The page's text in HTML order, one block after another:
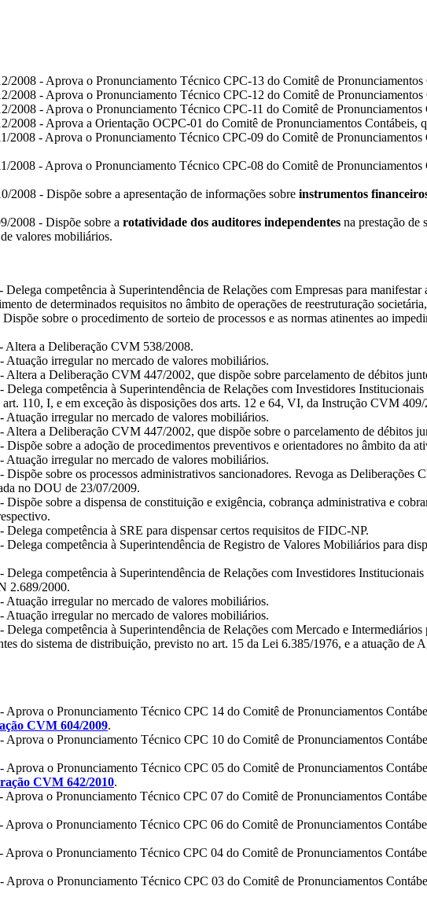
2008 - Aprova o Pronunciamento Técnico CPC-13 do Comitê de Pronunciamentos
2008 - Aprova o Pronunciamento Técnico CPC-12 do Comitê de Pronunciamentos
2008 - Aprova o Pronunciamento Técnico CPC-11 do Comitê de Pronunciamentos
2008 - Aprova a Orientação OCPC-01 do Comitê de Pronunciamentos Contábeis,
2008 - Aprova o Pronunciamento Técnico CPC-09 do Comitê de Pronunciamentos
2008 - Aprova o Pronunciamento Técnico CPC-08 do Comitê de Pronunciamentos
2008 - Dispõe sobre a apresentação de informações sobre instrumentos
2008 - Dispõe sobre a rotatividade dos auditores independentes na prestação de
valores mobiliários.
competência à Superintendência de Relações com Empresas para
de determinados requisitos no âmbito de operações de reestruturação
sobre o procedimento de sorteio de processos e as normas atinentes ao
Altera a Deliberação CVM 538/2008.
irregular no mercado de valores mobiliários.
a Deliberação CVM 447/2002, que dispõe sobre parcelamento de débitos
competência à Superintendência de Relações com Investidores
110, I, e em exceção às disposições dos arts. 12 e 64, VI, da Instrução CVM 409/
irregular no mercado de valores mobiliários.
a Deliberação CVM 447/2002, que dispõe sobre o parcelamento de débitos
sobre a adoção de procedimentos preventivos e orientadores no âmbito da
irregular no mercado de valores mobiliários.
sobre os processos administrativos sancionadores. Revoga as
no DOU de 23/07/2009.
sobre a dispensa de constituição e exigência, cobrança administrativa e
competência à SRE para dispensar certos requisitos de FIDC-NP.
competência à Superintendência de Registro de Valores Mobiliários para
competência à Superintendência de Relações com Investidores
2.689/2000.
irregular no mercado de valores mobiliários.
irregular no mercado de valores mobiliários.
competência à Superintendência de Relações com Mercado e
do sistema de distribuição, previsto no art. 15 da Lei 6.385/1976, e a atuação de
o Pronunciamento Técnico CPC 14 do Comitê de Pronunciamentos
CVM 604/2009.
o Pronunciamento Técnico CPC 10 do Comitê de Pronunciamentos
o Pronunciamento Técnico CPC 05 do Comitê de Pronunciamentos
CVM 642/2010.
o Pronunciamento Técnico CPC 07 do Comitê de Pronunciamentos
o Pronunciamento Técnico CPC 06 do Comitê de Pronunciamentos
o Pronunciamento Técnico CPC 04 do Comitê de Pronunciamentos
o Pronunciamento Técnico CPC 03 do Comitê de Pronunciamentos